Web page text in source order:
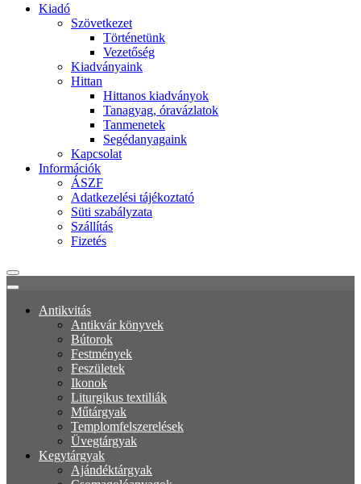
Kiadó
Szövetkezet
Történetünk
Vezetőség
Kiadványaink
Hittan
Hittanos kiadványok
Tanagyag, óravázlatok
Tanmenetek
Segédanyagaink
Kapcsolat
Információk
ÁSZF
Adatkezelési tájékoztató
Süti szabályzata
Szállítás
Fizetés
Antikvitás
Antikvár könyvek
Bútorok
Festmények
Feszületek
Ikonok
Liturgikus textiliák
Műtárgyak
Templomfelszerelések
Üvegtárgyak
Kegytárgyak
Ajándéktárgyak